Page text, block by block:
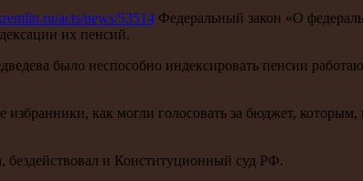
acts/news/53514 Федеральный закон «О
их пенсий.
было неспособно индексировать пенсии
как могли голосовать за бюджет,
бездействовал и Конституционный суд РФ.